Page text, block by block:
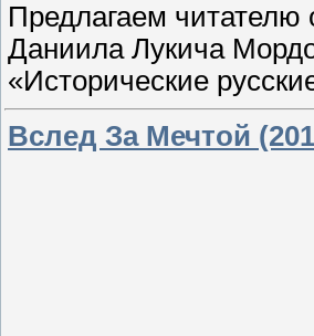
Предлагаем читателю
Даниила Лукича
«Исторические
Вслед За Мечтой